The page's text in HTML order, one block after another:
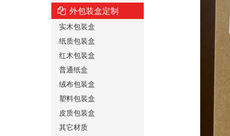
外包装盒定制
实木包装盒
纸质包装盒
红木包装盒
普通纸盒
绒布包装盒
塑料包装盒
皮质包装盒
其它材质